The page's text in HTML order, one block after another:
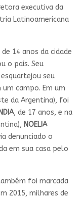
executiva da
Latinoamericana
14 anos da cidade
o país. Seu
seu
campo. Em um
da Argentina), foi
, de 17 anos, e na
NOELIA
denunciado o
em sua casa pelo
foi marcada
2015, milhares de